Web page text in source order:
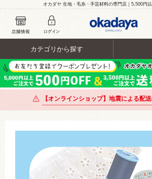
オカダヤ 生地・毛糸・手芸材料の専門店｜5,500円以
カテゴリから探す
【オンラインショップ】地震による配